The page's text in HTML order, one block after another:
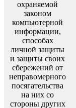
охраняемой
законом
компьютерной
информации,
способах
личной защиты
и защиты своих
сбережений от
неправомерного
посягательства
на них со
стороны других